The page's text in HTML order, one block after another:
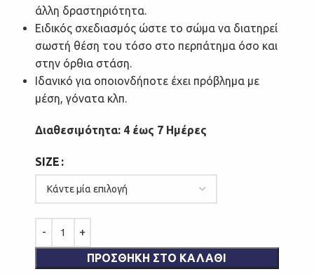
άλλη δραστηριότητα.
Ειδικός σχεδιασμός ώστε το σώμα να διατηρεί
σωστή θέση του τόσο στο περπάτημα όσο και
στην όρθια στάση.
Ιδανικό για οποιονδήποτε έχει πρόβλημα με
μέση, γόνατα κλπ.
Διαθεσιμότητα: 4 έως 7 Ημέρες
SIZE
ΠΡΟΣΘΉΚΗ ΣΤΟ ΚΑΛΆΘΙ